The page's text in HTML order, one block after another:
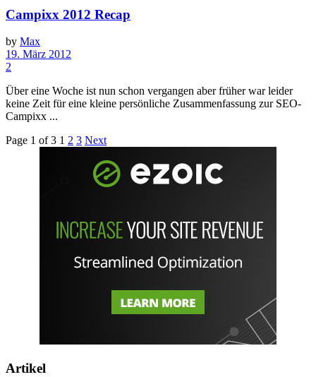
Campixx 2012 Recap
by Max
19. März 2012
2
Über eine Woche ist nun schon vergangen aber früher war leider
keine Zeit für eine kleine persönliche Zusammenfassung zur SEO-
Campixx ...
Page 1 of 3 1 2 3 Next
Artikel